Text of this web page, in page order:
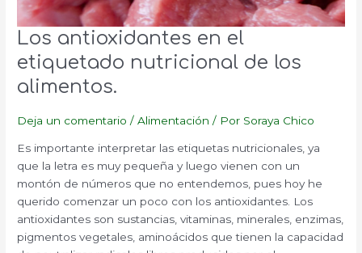
Los antioxidantes en el
etiquetado nutricional de los
alimentos.
Deja un comentario /Alimentación / Por Soraya Chico
Es importante interpretar las etiquetas nutricionales, ya
que la letra es muy pequeña y luego vienen con un
montón de números que no entendemos, pues hoy he
querido comenzar un poco con los antioxidantes. Los
antioxidantes son sustancias, vitaminas, minerales, enzimas,
pigmentos vegetales, aminoácidos que tienen la capacidad